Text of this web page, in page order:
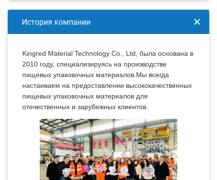
История компании
Kingred Material Technology Co., Ltd, была основана в
2010 году, специализируясь на производстве
пищевых упаковочных материалов.Мы всегда
настаиваем на предоставлении высококачественных
пищевых упаковочных материалов для
отечественных и зарубежных клиентов.